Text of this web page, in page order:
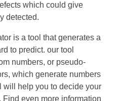
which could give
detected.
is a tool that generates a
to predict. our tool
numbers, or pseudo-
which generate numbers
will help you to decide your
even more information